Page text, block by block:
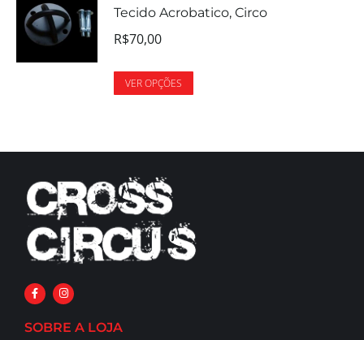
Tecido Acrobatico, Circo
R$70,00
VER OPÇÕES
SOBRE A LOJA